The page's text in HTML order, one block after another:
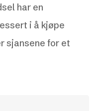
har en
i å kjøpe
sjansene for et